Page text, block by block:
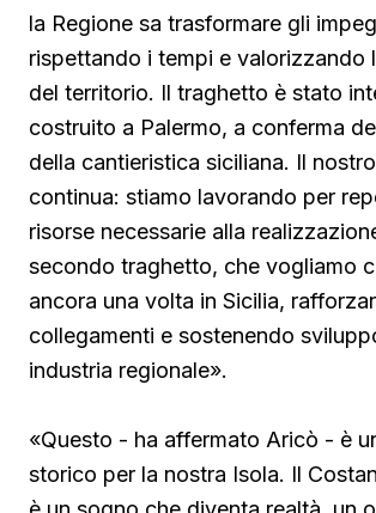
la Regione sa trasformare gli
rispettando i tempi e valorizzando
del territorio. Il traghetto è stato
costruito a Palermo, a conferma
della cantieristica siciliana. Il
continua: stiamo lavorando per
risorse necessarie alla
secondo traghetto, che vogliamo
ancora una volta in Sicilia,
collegamenti e sostenendo
industria regionale».
«Questo - ha affermato Aricò - è
storico per la nostra Isola. Il